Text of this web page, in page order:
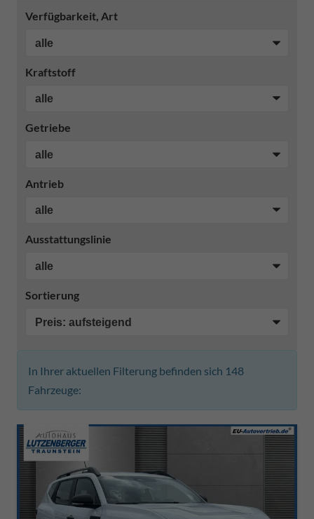
Verfügbarkeit, Art
Kraftstoff
Getriebe
Antrieb
Ausstattungslinie
Sortierung
In Ihrer aktuellen Filterung befinden sich 148
Fahrzeuge: